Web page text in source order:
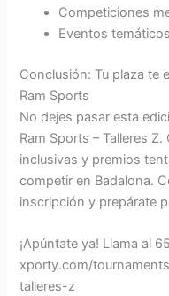
Competiciones
Eventos
Conclusión: Tu plaza te
Ram Sports
No dejes pasar esta
Ram Sports – Talleres
inclusivas y premios
competir en Badalona.
inscripción y prepárate
¡Apúntate ya! Llama al
xporty.com/
talleres-z